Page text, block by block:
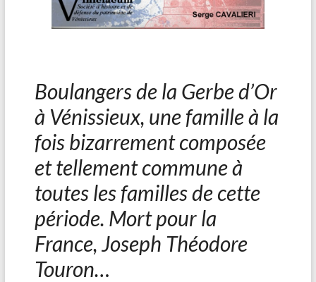
Boulangers de la Gerbe d’Or
à Vénissieux, une famille à la
fois bizarrement composée
et tellement commune à
toutes les familles de cette
période. Mort pour la
France, Joseph Théodore
Touron…